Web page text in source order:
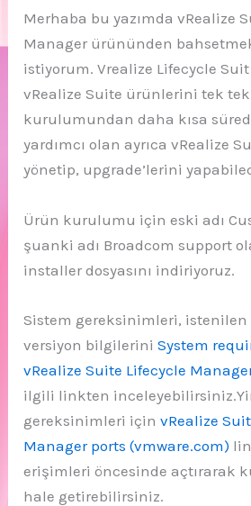
Merhaba bu yazımda vRealize
Manager ürününden
istiyorum. Vrealize Lifecycle
vRealize Suite ürünlerini tek
kurulumundan daha kısa
yardımcı olan ayrıca vRealize
yönetip, upgrade’lerini
Ürün kurulumu için eski adı
şuanki adı Broadcom support
installer dosyasını indiriyoruz.
Sistem gereksinimleri,
versiyon bilgileriniSystem
vRealize Suite Lifecycle
ilgili linkten
gereksinimleri içinvRealize
Manager ports (vmware.com)
erişimleri öncesinde açtırarak
hale getirebilirsiniz.